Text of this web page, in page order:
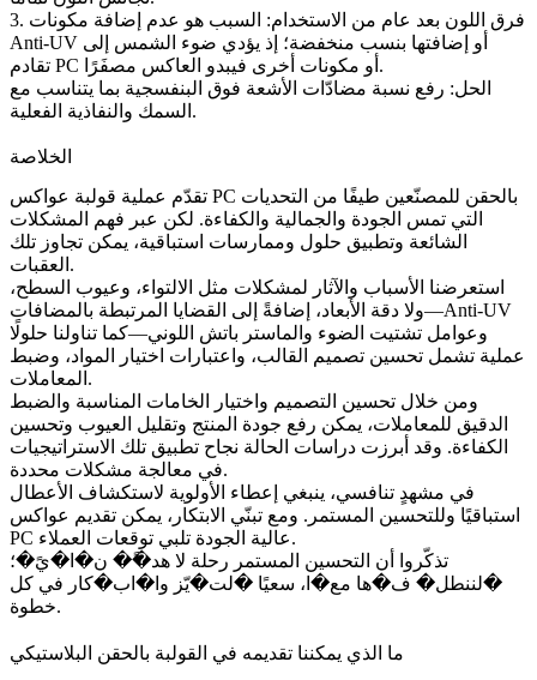
3. فرق اللون بعد عام من الاستخدام: السبب هو عدم إضافة مكونات
Anti-UV أو إضافتها بنسب منخفضة؛ إذ يؤدي ضوء الشمس إلى
تقادم PC أو مكونات أخرى فيبدو العاكس مصفَرًا.
الحل: رفع نسبة مضادّات الأشعة فوق البنفسجية بما يتناسب مع
السمك والنفاذية الفعلية.
الخلاصة
تقدّم عملية قولبة عواكس PC بالحقن للمصنّعين طيفًا من التحديات
التي تمس الجودة والجمالية والكفاءة. لكن عبر فهم المشكلات
الشائعة وتطبيق حلول وممارسات استباقية، يمكن تجاوز تلك
العقبات.
استعرضنا الأسباب والآثار لمشكلات مثل الالتواء، وعيوب السطح،
ولا دقة الأبعاد، إضافةً إلى القضايا المرتبطة بالمضافات—Anti-UV
وعوامل تشتيت الضوء والماستر باتش اللوني—كما تناولنا حلولًا
عملية تشمل تحسين تصميم القالب، واعتبارات اختيار المواد، وضبط
المعاملات.
ومن خلال تحسين التصميم واختيار الخامات المناسبة والضبط
الدقيق للمعاملات، يمكن رفع جودة المنتج وتقليل العيوب وتحسين
الكفاءة. وقد أبرزت دراسات الحالة نجاح تطبيق تلك الاستراتيجيات
في معالجة مشكلات محددة.
في مشهدٍ تنافسي، ينبغي إعطاء الأولوية لاستكشاف الأعطال
استباقيًا وللتحسين المستمر. ومع تبنّي الابتكار، يمكن تقديم عواكس
PC عالية الجودة تلبي توقعات العملاء.
تذكّروا أن التحسين المستمر رحلة لا هد�ً� ن�ا�يً�؛
�لننطل� ف�ها مع�ا، سعيًا �لت�يّز وا�اب�كار في كل
خطوة.
ما الذي يمكننا تقديمه في القولبة بالحقن البلاستيكي